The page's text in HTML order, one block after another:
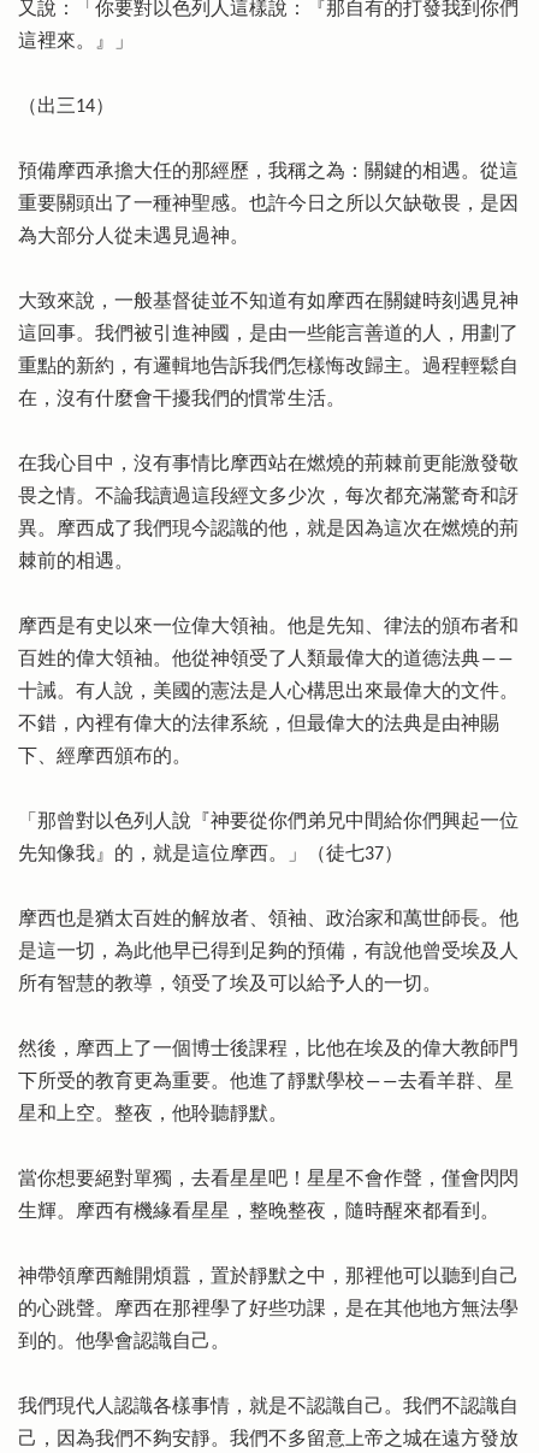
又說：「你要對以色列人這樣說：『那自有的打發我到你們
這裡來。』」
（出三14）
預備摩西承擔大任的那經歷，我稱之為：關鍵的相遇。從這
重要關頭出了一種神聖感。也許今日之所以欠缺敬畏，是因
為大部分人從未遇見過神。
大致來說，一般基督徒並不知道有如摩西在關鍵時刻遇見神
這回事。我們被引進神國，是由一些能言善道的人，用劃了
重點的新約，有邏輯地告訴我們怎樣悔改歸主。過程輕鬆自
在，沒有什麼會干擾我們的慣常生活。
在我心目中，沒有事情比摩西站在燃燒的荊棘前更能激發敬
畏之情。不論我讀過這段經文多少次，每次都充滿驚奇和訝
異。摩西成了我們現今認識的他，就是因為這次在燃燒的荊
棘前的相遇。
摩西是有史以來一位偉大領袖。他是先知、律法的頒布者和
百姓的偉大領袖。他從神領受了人類最偉大的道德法典――
十誡。有人說，美國的憲法是人心構思出來最偉大的文件。
不錯，內裡有偉大的法律系統，但最偉大的法典是由神賜
下、經摩西頒布的。
「那曾對以色列人說『神要從你們弟兄中間給你們興起一位
先知像我』的，就是這位摩西。」（徒七37）
摩西也是猶太百姓的解放者、領袖、政治家和萬世師長。他
是這一切，為此他早已得到足夠的預備，有說他曾受埃及人
所有智慧的教導，領受了埃及可以給予人的一切。
然後，摩西上了一個博士後課程，比他在埃及的偉大教師門
下所受的教育更為重要。他進了靜默學校――去看羊群、星
星和上空。整夜，他聆聽靜默。
當你想要絕對單獨，去看星星吧！星星不會作聲，僅會閃閃
生輝。摩西有機緣看星星，整晚整夜，隨時醒來都看到。
神帶領摩西離開煩囂，置於靜默之中，那裡他可以聽到自己
的心跳聲。摩西在那裡學了好些功課，是在其他地方無法學
到的。他學會認識自己。
我們現代人認識各樣事情，就是不認識自己。我們不認識自
己，因為我們不夠安靜。我們不多留意上帝之城在遠方發放